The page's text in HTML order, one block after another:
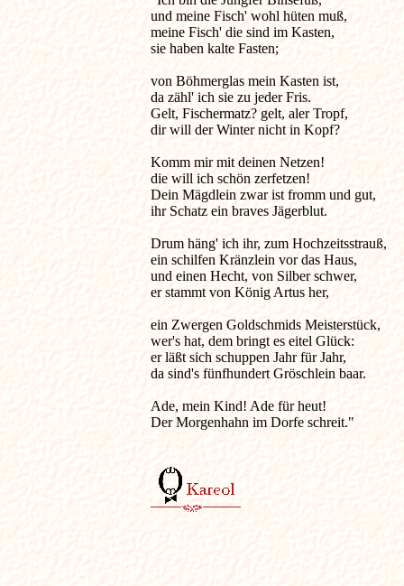
und meine Fisch' wohl hüten muß,
meine Fisch' die sind im Kasten,
sie haben kalte Fasten;
von Böhmerglas mein Kasten ist,
da zähl' ich sie zu jeder Fris.
Gelt, Fischermatz? gelt, aler Tropf,
dir will der Winter nicht in Kopf?
Komm mir mit deinen Netzen!
die will ich schön zerfetzen!
Dein Mägdlein zwar ist fromm und gut,
ihr Schatz ein braves Jägerblut.
Drum häng' ich ihr, zum Hochzeitsstrauß,
ein schilfen Kränzlein vor das Haus,
und einen Hecht, von Silber schwer,
er stammt von König Artus her,
ein Zwergen Goldschmids Meisterstück,
wer's hat, dem bringt es eitel Glück:
er läßt sich schuppen Jahr für Jahr,
da sind's fünfhundert Gröschlein baar.
Ade, mein Kind! Ade für heut!
Der Morgenhahn im Dorfe schreit."